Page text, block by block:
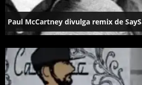
Paul McCartney divulga remix de